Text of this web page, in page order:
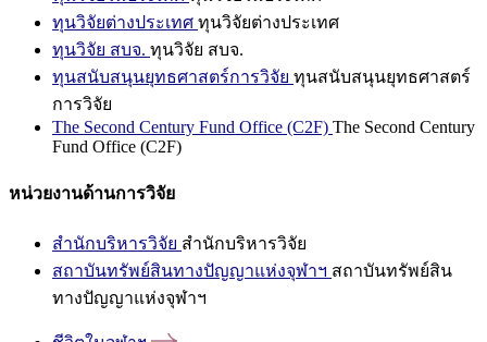
ทุนวิจัยต่างประเทศ ทุนวิจัยต่างประเทศ
ทุนวิจัย สบจ. ทุนวิจัย สบจ.
ทุนสนับสนุนยุทธศาสตร์การวิจัย ทุนสนับสนุนยุทธศาสตร์
การวิจัย
The Second Century Fund Office (C2F) The Second Century
Fund Office (C2F)
หน่วยงานด้านการวิจัย
สำนักบริหารวิจัย สำนักบริหารวิจัย
สถาบันทรัพย์สินทางปัญญาแห่งจุฬาฯ สถาบันทรัพย์สิน
ทางปัญญาแห่งจุฬาฯ